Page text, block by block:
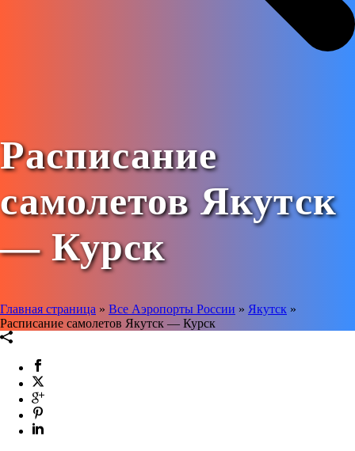
Расписание
самолетов Якутск
— Курск
Главная страница » Все Аэропорты России » Якутск »
Расписание самолетов Якутск — Курск